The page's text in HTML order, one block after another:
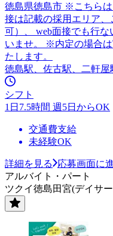
徳島県徳島市 ※こちら
接は記載の採用エリア
可）、 web面接でも行
いませ。 ※内定の場合
たします。
徳島駅、佐古駅、二軒屋
シフト
1日7.5時間 週5日からOK
交通費支給
未経験OK
詳細を見る
応募画面に
アルバイト・パート
ツクイ徳島田宮(デイサ